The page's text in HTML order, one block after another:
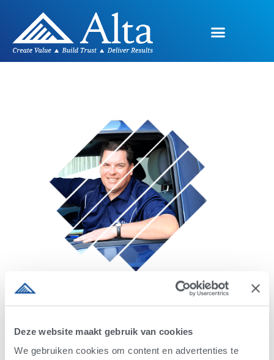
Deze website maakt gebruik van cookies
We gebruiken cookies om content en advertenties te